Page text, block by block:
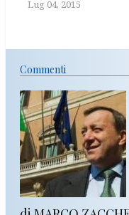
Lug 04, 2015
Commenti